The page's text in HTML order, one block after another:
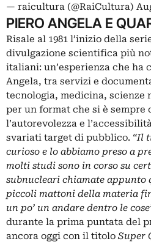
— raicultura (@RaiCultura)
PIERO ANGELA E
Risale al 1981 l’inizio della
divulgazione scientifica più
italiani: un’esperienza che ha
Angela, tra servizi e
tecnologia, medicina,
per un format che si è
l’autorevolezza e
svariati target di pubblico. “Il
curioso e lo abbiamo preso a
molti studi sono in corso su
subnucleari chiamate appunto
piccoli mattoni della materia
un po’ un andare dentro le
durante la prima puntata del
ancora oggi con il titolo Super